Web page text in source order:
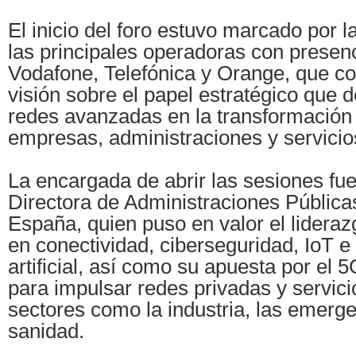
El inicio del foro estuvo marcado por
las principales operadoras con
Vodafone, Telefónica y Orange, que
visión sobre el papel estratégico que
redes avanzadas en la
empresas, administraciones y
La encargada de abrir las sesiones
Directora de Administraciones
España, quien puso en valor el
en conectividad, ciberseguridad, IoT
artificial, así como su apuesta por el
para impulsar redes privadas y
sectores como la industria, las
sanidad.